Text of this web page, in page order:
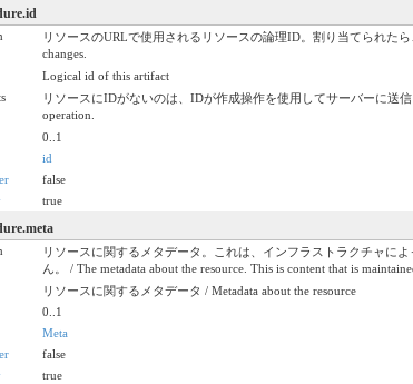
リソースのURLで使用されるリソースの論理ID。割り当てられたら
changes.
Logical id of this artifact
リソースにIDがないのは、IDが作成操作を使用してサーバーに送信
operation.
0..1
id
false
true
リソースに関するメタデータ。これは、インフラストラクチャに
ん。 / The metadata about the resource. This is content that is
リソースに関するメタデータ / Metadata about the resource
0..1
Meta
false
true